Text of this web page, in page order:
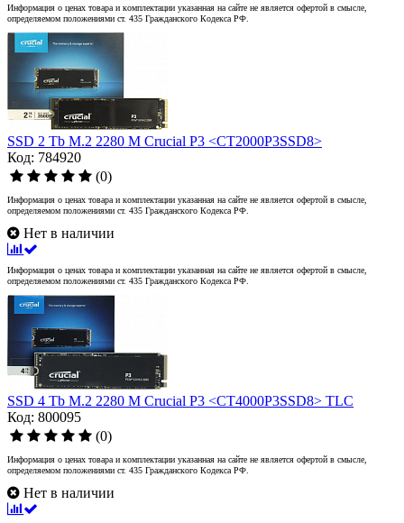
Информация о ценах товара и комплектации указанная на сайте не является офертой в смысле,
определяемом положениями ст. 435 Гражданского Кодекса РФ.
SSD 2 Tb M.2 2280 M Crucial P3 <CT2000P3SSD8>
Код: 784920
(0)
Информация о ценах товара и комплектации указанная на сайте не является офертой в смысле,
определяемом положениями ст. 435 Гражданского Кодекса РФ.
Нет в наличии
Информация о ценах товара и комплектации указанная на сайте не является офертой в смысле,
определяемом положениями ст. 435 Гражданского Кодекса РФ.
SSD 4 Tb M.2 2280 M Crucial P3 <CT4000P3SSD8> TLC
Код: 800095
(0)
Информация о ценах товара и комплектации указанная на сайте не является офертой в смысле,
определяемом положениями ст. 435 Гражданского Кодекса РФ.
Нет в наличии